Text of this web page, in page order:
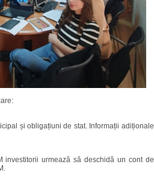
și obligațiuni de stat. Informații adiționale
investitorii urmează să deschidă un cont de